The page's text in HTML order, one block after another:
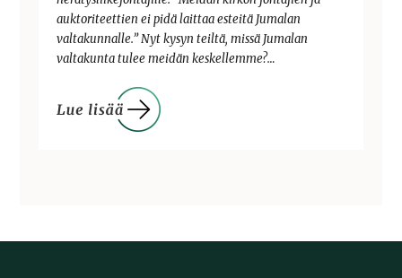
auktoriteettien ei pidä laittaa esteitä Jumalan
valtakunnalle.” Nyt kysyn teiltä, missä Jumalan
valtakunta tulee meidän keskellemme?…